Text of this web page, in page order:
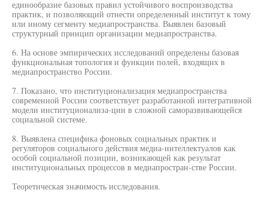
единообразие базовых правил устойчивого воспроизводства
практик, и позволяющий отнести определенный институт к тому
или иному сегменту медиапространства. Выявлен базовый
структурный принцип организации медиапространства.
6. На основе эмпирических исследований определены базовая
функциональная топология и функции полей, входящих в
медиапространство России.
7. Показано, что институционализация медиапространства
современной России соответствует разработанной интегративной
модели институционализа-ции в сложной саморазвивающейся
социальной системе.
8. Выявлена специфика фоновых социальных практик и
регуляторов социального действия медиа-интеллектуалов как
особой социальной позиции, возникающей как результат
институциональных процессов в медиапростран-стве России.
Теоретическая значимость исследования.